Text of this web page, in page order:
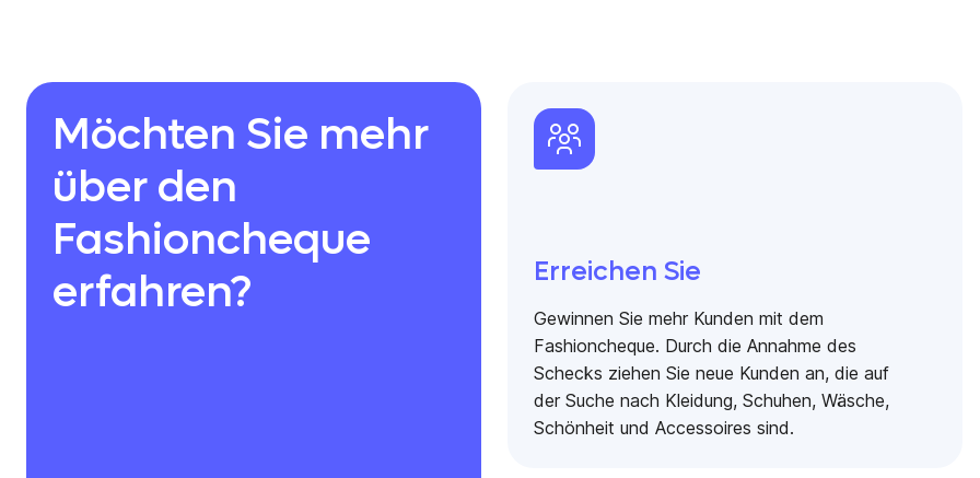
Möchten Sie mehr
über den
Fashioncheque
erfahren?
Erreichen Sie
Gewinnen Sie mehr Kunden mit dem
Fashioncheque. Durch die Annahme des
Schecks ziehen Sie neue Kunden an, die auf
der Suche nach Kleidung, Schuhen, Wäsche,
Schönheit und Accessoires sind.